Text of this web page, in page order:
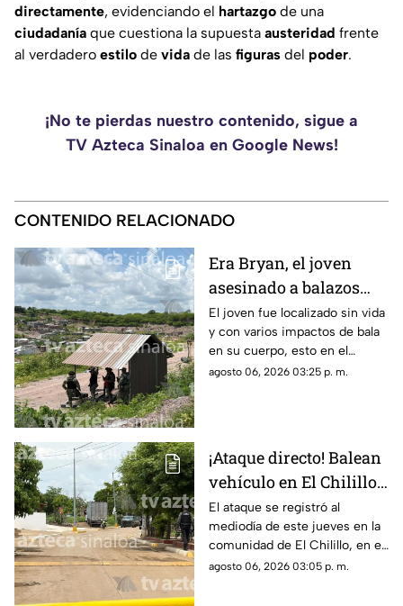
directamente, evidenciando el hartazgo de una
ciudadanía que cuestiona la supuesta austeridad frente
al verdadero estilo de vida de las figuras del poder.
¡No te pierdas nuestro contenido, sigue a
TV Azteca Sinaloa en Google News!
CONTENIDO RELACIONADO
Era Bryan, el joven
asesinado a balazos
cerca del basurón de
Culiacán
El joven fue localizado sin vida
y con varios impactos de bala
en su cuerpo, esto en el
relleno sanitario de Culiacán,
agosto 06, 2026 03:25 p. m.
¡Ataque directo! Balean
vehículo en El Chilillo,
en Mazatlán; hay un
herido
El ataque se registró al
mediodía de este jueves en la
comunidad de El Chilillo, en el
municipio de Mazatlán, Sinaloa
agosto 06, 2026 03:05 p. m.